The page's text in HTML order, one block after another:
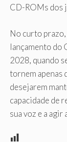
CD-ROMs dos
No curto
lançamento do
2028, quando
tornem apenas
desejarem
capacidade de
sua voz e a agir